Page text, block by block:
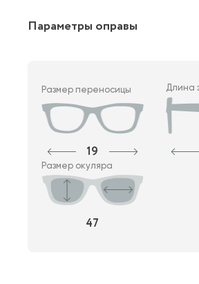
Параметры оправы
Размер переносицы
19
Длина
Размер окуляра
47